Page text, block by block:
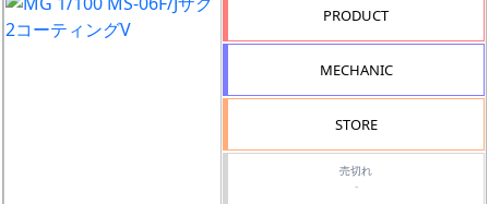
PRODUCT
MECHANIC
STORE
売切れ
-